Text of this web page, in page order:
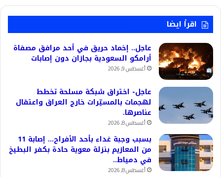
اقرأ ايضا
عاجل.. إخماد حريق في أحد مرافق مصفاة
أرامكو السعودية بجازان دون إصابات
أغسطس 9, 2026
عاجل- اختراق شبكة مسلحة تخطط
لهجمات بالمسيّرات خارج العراق واعتقال
عناصرها.
أغسطس 8, 2026
بسبب وجبة غداء بأحد الأفراح… إصابة 11
من المعازيم بنزلة معوية حادة بكفر البطيخ
في دمياط..
أغسطس 8, 2026